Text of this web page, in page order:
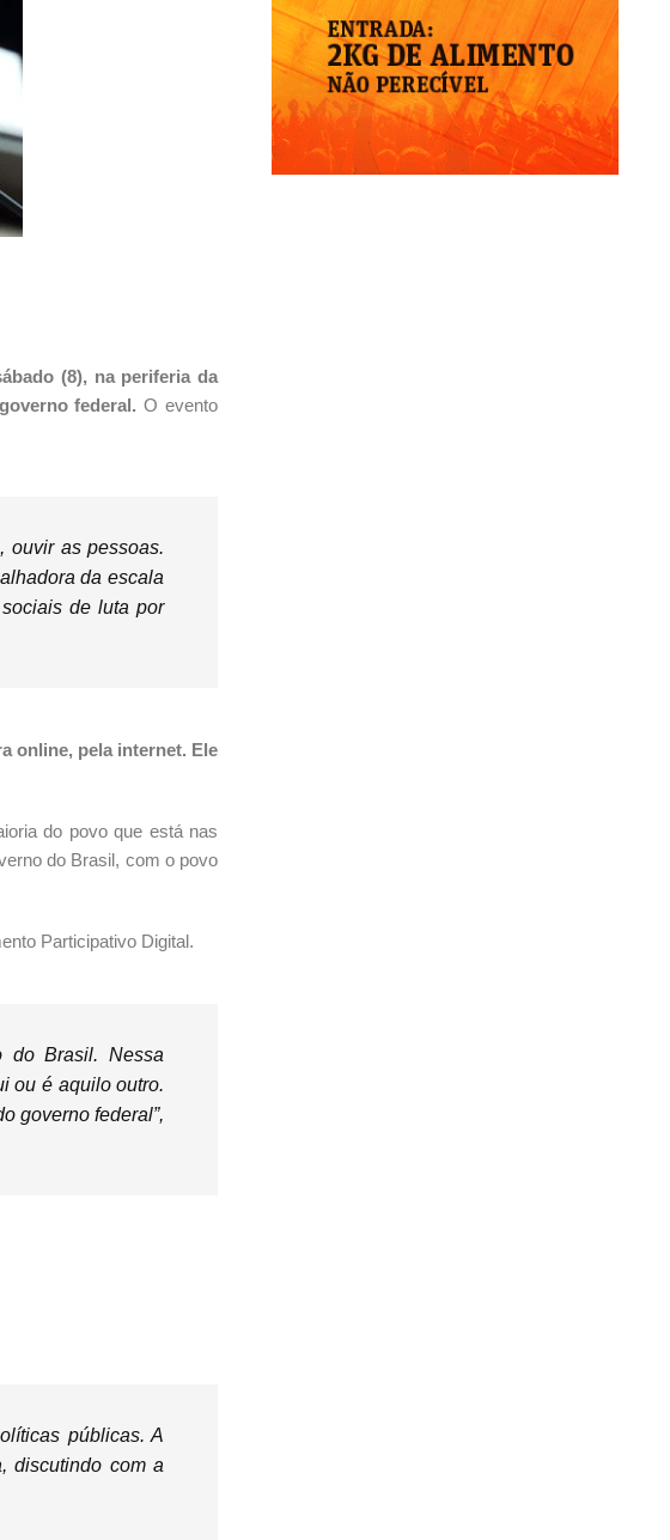
(8), na periferia da
federal.O evento
ouvir as pessoas.
da escala
de luta por
online, pela internet. Ele
do povo que está nas
do Brasil, com o povo
Participativo Digital.
do Brasil. Nessa
ou é aquilo outro.
governo federal”,
públicas. A
discutindo com a